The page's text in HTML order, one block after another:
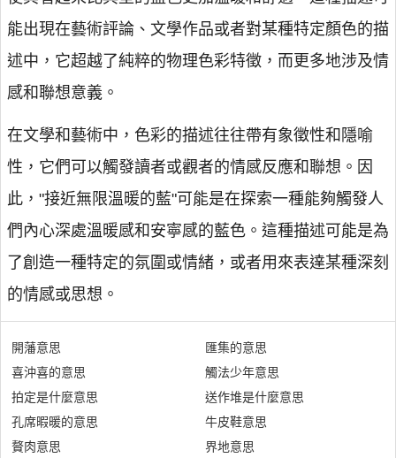
能出現在藝術評論、文學作品或者對某種特定顏色的描
述中，它超越了純粹的物理色彩特徵，而更多地涉及情
感和聯想意義。
在文學和藝術中，色彩的描述往往帶有象徵性和隱喻
性，它們可以觸發讀者或觀者的情感反應和聯想。因
此，"接近無限溫暖的藍"可能是在探索一種能夠觸發人
們內心深處溫暖感和安寧感的藍色。這種描述可能是為
了創造一種特定的氛圍或情緒，或者用來表達某種深刻
的情感或思想。
開藩意思
喜沖喜的意思
拍定是什麼意思
孔席暇暖的意思
贅肉意思
匯集的意思
觸法少年意思
送作堆是什麼意思
牛皮鞋意思
界地意思